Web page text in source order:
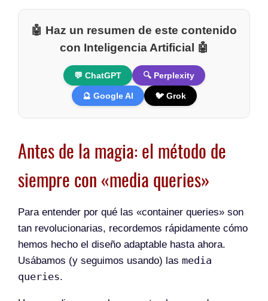
🤖 Haz un resumen de este contenido
con Inteligencia Artificial 🤖
💬 ChatGPT 🔍 Perplexity
🔮 Google AI 🐦 Grok
Antes de la magia: el método de
siempre con «media queries»
Para entender por qué las «container queries» son
tan revolucionarias, recordemos rápidamente cómo
hemos hecho el diseño adaptable hasta ahora.
Usábamos (y seguimos usando) las media
queries.